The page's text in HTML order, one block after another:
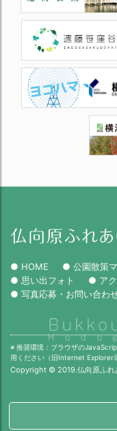
● HOME ● 公園散策
● 思い出フォト
● ア
● 写真応募・お問い合わ
※ 推奨環境：ブラウザの
用ください（旧Internet Explorer
Copyright © 2019.仏向原ふれ